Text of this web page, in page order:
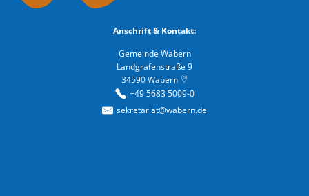
Anschrift & Kontakt:
Gemeinde Wabern
Landgrafenstraße 9
34590 Wabern
+49 5683 5009-0
sekretariat@wabern.de